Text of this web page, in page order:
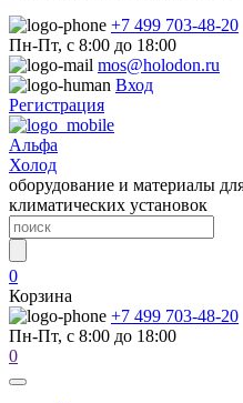
+7 499 703-48-20
Пн-Пт, с 8:00 до 18:00
mos@holodon.ru
Вход
Регистрация
Альфа
Холод
оборудование и материалы
климатических установок
0
Корзина
+7 499 703-48-20
Пн-Пт, с 8:00 до 18:00
0